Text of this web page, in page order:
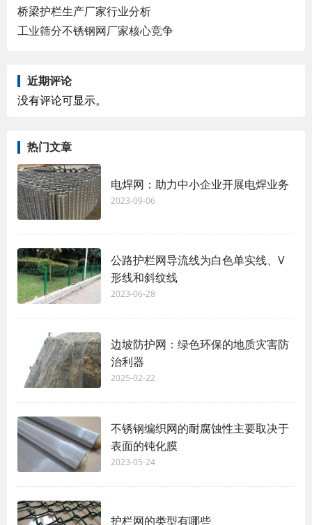
桥梁护栏生产厂家行业分析
工业筛分不锈钢网厂家核心竞争
近期评论
没有评论可显示。
热门文章
电焊网：助力中小企业开展电焊业务
2023-09-06
公路护栏网导流线为白色单实线、V
形线和斜纹线
2023-06-28
边坡防护网：绿色环保的地质灾害防
治利器
2025-02-22
不锈钢编织网的耐腐蚀性主要取决于
表面的钝化膜
2023-05-24
护栏网的类型有哪些